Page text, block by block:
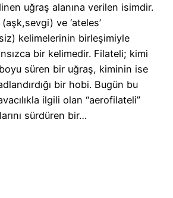
uğraş alanına verilen isimdir.
(aşk,sevgi) ve ‘ateles’
kelimelerinin birleşimiyle
bir kelimedir. Filateli; kimi
süren bir uğraş, kiminin ise
bir hobi. Bugün bu
ilgili olan “aerofilateli”
sürdüren bir…